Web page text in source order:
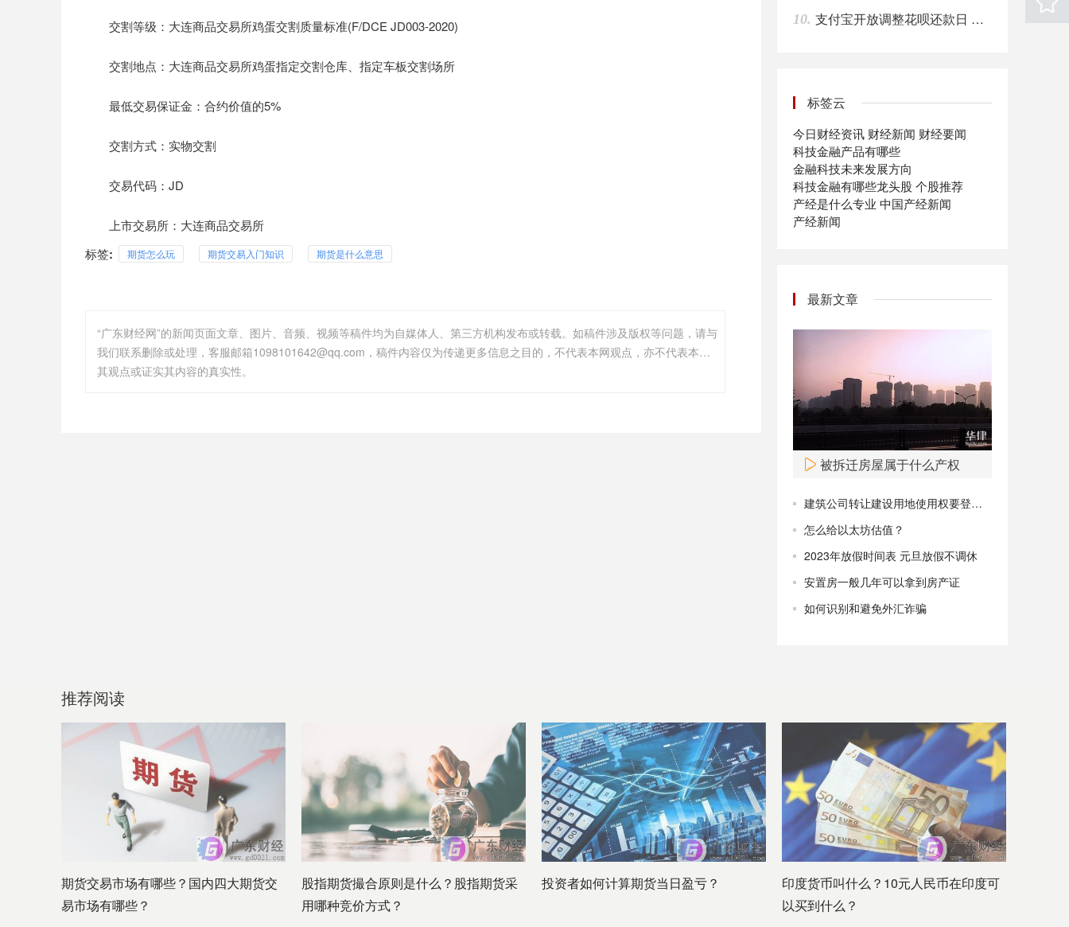
交割等级：大连商品交易所鸡蛋交割质量标准(F/DCE JD003-2020)
交割地点：大连商品交易所鸡蛋指定交割仓库、指定车板交割场所
最低交易保证金：合约价值的5%
交割方式：实物交割
交易代码：JD
上市交易所：大连商品交易所
标签: 期货怎么玩 期货交易入门知识 期货是什么意思
“广东财经网”的新闻页面文章、图片、音频、视频等稿件均为自媒体人、第三方机构发布或转载。如稿件涉及版权等问题，请与
我们联系删除或处理，客服邮箱1098101642@qq.com，稿件内容仅为传递更多信息之目的，不代表本网观点，亦不代表本网站赞同
其观点或证实其内容的真实性。
【振华股份：疫情导致下游客户开工推迟 产品库存上升】振华化学公告，公司目前生产经营稳定，所有产能均正常开工，原材料采购能基本满足生产需要，由于疫情导致下游客户开工推迟，公司出货量减少，产品库存有所上升。公司将根据客户需求、疫情及市场变化，适度调整生产经营策略，尽可能保持生产经营的稳定。
15:49
精测电子：与京东方集团签订了多份销售合同，合同累计金额达到6.96亿元。
17:12
17:03
10. 支付宝开放调整花呗还款日 明年1万家机构分期免息
标签云
今日财经资讯 财经新闻 财经要闻
科技金融产品有哪些
金融科技未来发展方向
科技金融有哪些龙头股个股推荐
产经是什么专业 中国产经新闻
产经新闻
最新文章
被拆迁房屋属于什么产权
建筑公司转让建设用地使用权要登记吗
怎么给以太坊估值？
2023年放假时间表 元旦放假不调休
安置房一般几年可以拿到房产证
如何识别和避免外汇诈骗
推荐阅读
期货交易市场有哪些？国内四大期货交
易市场有哪些？
股指期货撮合原则是什么？股指期货采
用哪种竞价方式？
投资者如何计算期货当日盈亏？
印度货币叫什么？10元人民币在印度可
以买到什么？